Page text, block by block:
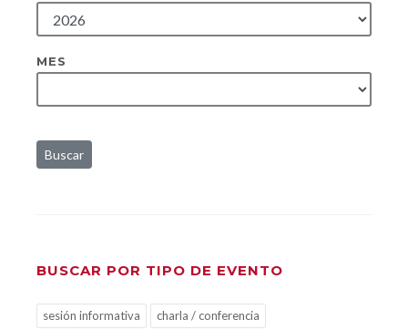
MES
Buscar
BUSCAR POR TIPO DE EVENTO
sesión informativa
charla / conferencia